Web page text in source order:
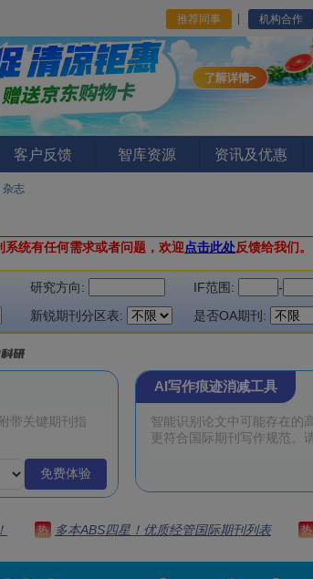
推荐同事 机构合作
客户反馈 智库资源 资讯及优惠
杂志
系统有任何需求或者问题，欢迎点击此处反馈给我们。
研究方向: IF范围: -
新锐期刊分区表: 是否OA期刊:
免费体验
AI写作痕迹消减工具
热 多本ABS四星！优质经管国际期刊列表 热